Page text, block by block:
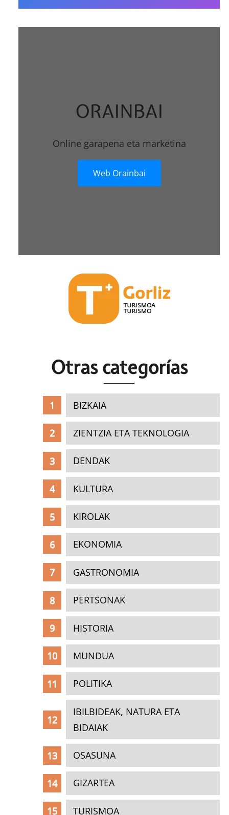
ORAINBAI
Online garapena eta marketina
Web Orainbai
Otras categorías
BIZKAIA
ZIENTZIA ETA TEKNOLOGIA
DENDAK
KULTURA
KIROLAK
EKONOMIA
GASTRONOMIA
PERTSONAK
HISTORIA
MUNDUA
POLITIKA
IBILBIDEAK, NATURA ETA
BIDAIAK
OSASUNA
GIZARTEA
TURISMOA